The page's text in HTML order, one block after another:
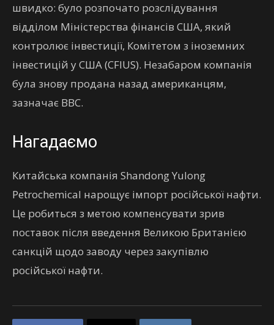
швидко: було розпочато розслідування
відділом Міністерства фінансів США, який
контролює інвестиції, Комітетом з іноземних
інвестицій у США (CFIUS). Незабаром компанія
була знову продана назад американцям,
зазначає BBC.
Нагадаємо
Китайська компанія Shandong Yulong
Petrochemical нарощує імпорт російської нафти.
Це робиться з метою компенсувати зрив
поставок після введення Великою Британією
санкцій щодо заводу через закупівлю
російської нафти.